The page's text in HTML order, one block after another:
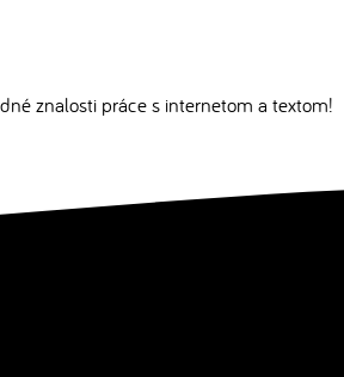
znalosti práce s internetom a textom!